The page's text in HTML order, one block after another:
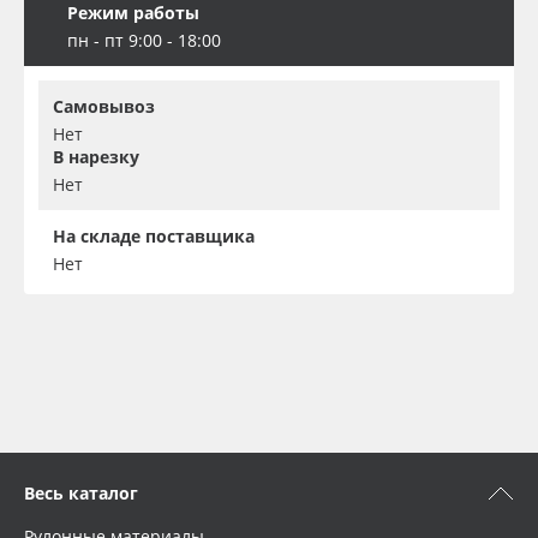
Режим работы
пн - пт 9:00 - 18:00
Самовывоз
Нет
В нарезку
Нет
На складе поставщика
Нет
Весь каталог